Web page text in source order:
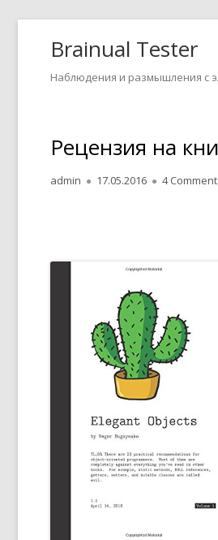
содержанию
Brainual Tester
Наблюдения и размышления с
меню
Рецензия на
А
admin
О
в
а
н
17.05.2016 4